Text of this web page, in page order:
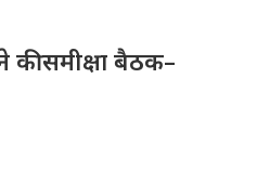
की समीक्षा बैठक–